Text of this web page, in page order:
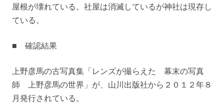
屋根が壊れている。社屋は消滅しているが神社は現存し
ている。
■ 確認結果
上野彦馬の古写真集「レンズが撮らえた 幕末の写真
師 上野彦馬の世界」が、山川出版社から２０１２年８
月発行されている。